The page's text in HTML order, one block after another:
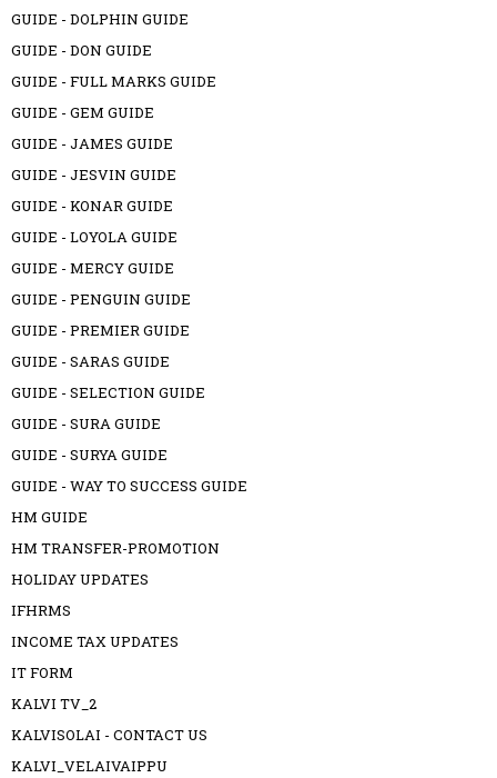
GUIDE - DOLPHIN GUIDE
GUIDE - DON GUIDE
GUIDE - FULL MARKS GUIDE
GUIDE - GEM GUIDE
GUIDE - JAMES GUIDE
GUIDE - JESVIN GUIDE
GUIDE - KONAR GUIDE
GUIDE - LOYOLA GUIDE
GUIDE - MERCY GUIDE
GUIDE - PENGUIN GUIDE
GUIDE - PREMIER GUIDE
GUIDE - SARAS GUIDE
GUIDE - SELECTION GUIDE
GUIDE - SURA GUIDE
GUIDE - SURYA GUIDE
GUIDE - WAY TO SUCCESS GUIDE
HM GUIDE
HM TRANSFER-PROMOTION
HOLIDAY UPDATES
IFHRMS
INCOME TAX UPDATES
IT FORM
KALVI TV_2
KALVISOLAI - CONTACT US
KALVI_VELAIVAIPPU